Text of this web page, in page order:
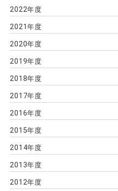
2022年度
2021年度
2020年度
2019年度
2018年度
2017年度
2016年度
2015年度
2014年度
2013年度
2012年度